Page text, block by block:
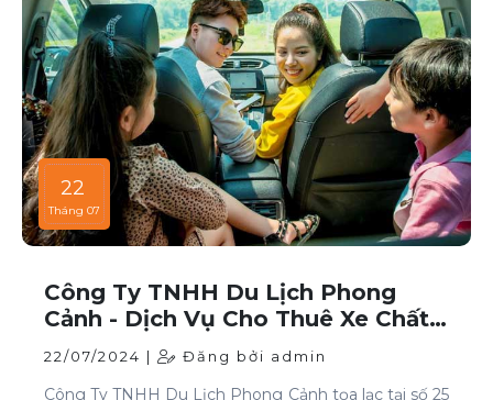
22
Tháng 07
Công Ty TNHH Du Lịch Phong
Cảnh - Dịch Vụ Cho Thuê Xe Chất
Lượng Cao Tại TP HCM
22/07/2024 | Đăng bởi admin
Công Ty TNHH Du Lịch Phong Cảnh tọa lạc tại số 25